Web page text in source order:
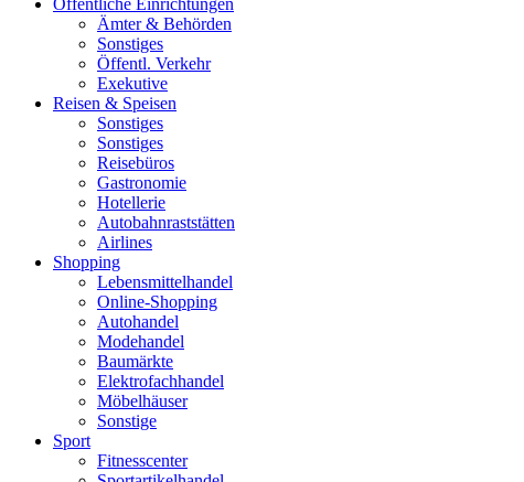
Öffentliche Einrichtungen
Ämter & Behörden
Sonstiges
Öffentl. Verkehr
Exekutive
Reisen & Speisen
Sonstiges
Sonstiges
Reisebüros
Gastronomie
Hotellerie
Autobahnraststätten
Airlines
Shopping
Lebensmittelhandel
Online-Shopping
Autohandel
Modehandel
Baumärkte
Elektrofachhandel
Möbelhäuser
Sonstige
Sport
Fitnesscenter